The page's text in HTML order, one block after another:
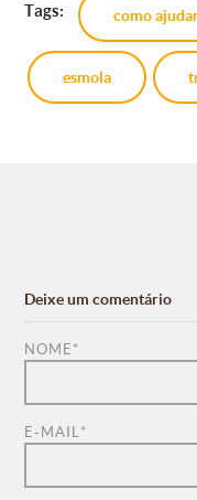
Tags: como
esmola
Deixe um comentário
NOME *
E-MAIL *